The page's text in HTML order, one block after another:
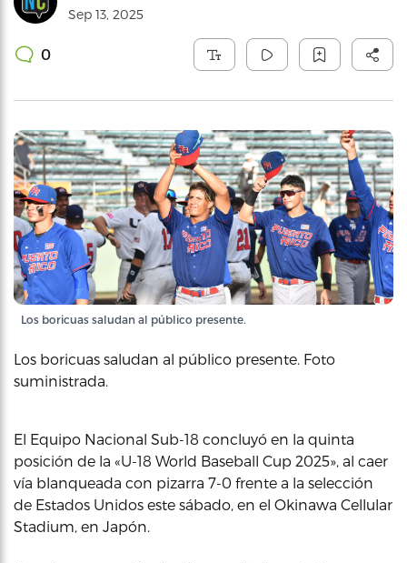
Sep 13, 2025
0
Los boricuas saludan al público presente.
Los boricuas saludan al público presente. Foto
suministrada.
El Equipo Nacional Sub-18 concluyó en la quinta
posición de la «U-18 World Baseball Cup 2025», al caer
vía blanqueada con pizarra 7-0 frente a la selección
de Estados Unidos este sábado, en el Okinawa Cellular
Stadium, en Japón.